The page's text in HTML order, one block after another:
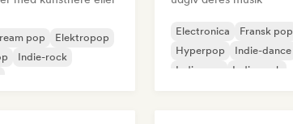
pop
Elektropop
Indie-rock
Electronica Fransk pop
Hyperpop
Indie-dance
Indie-pop
Indie-rock